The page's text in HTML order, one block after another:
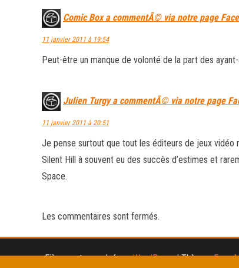
Comic Box a commentÃ© via notre page
11 janvier 2011 à 19:54
Peut-être un manque de volonté de la part des
Julien Turgy a commentÃ© via notre page
11 janvier 2011 à 20:51
Je pense surtout que tout les éditeurs de jeux vidéo
Silent Hill à souvent eu des succès d’estimes et
Space.
Les commentaires sont fermés.
Fièrement propulsé parWordPress |Thème :Envo